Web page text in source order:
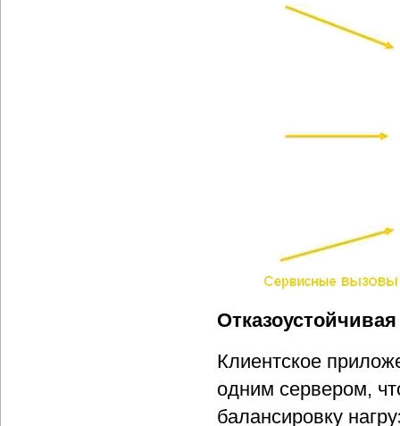
Клиентское
одним сервером,
балансировку